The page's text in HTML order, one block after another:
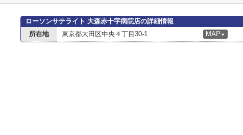
ローソンサテライト 大森赤十字病院店の詳細情報
所在地
東京都大田区中央４丁目30-1 MAP ▼